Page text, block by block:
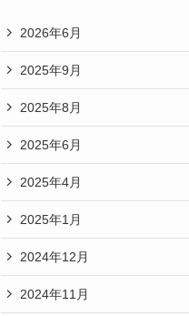
2026年6月
2025年9月
2025年8月
2025年6月
2025年4月
2025年1月
2024年12月
2024年11月